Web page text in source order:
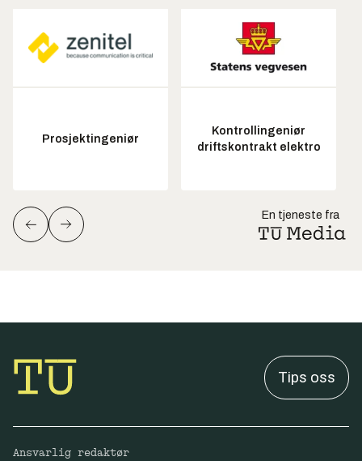
Prosjektingeniør
Kontrollingeniør
driftskontrakt elektro
En tjeneste fra
Tips oss
Ansvarlig redaktør